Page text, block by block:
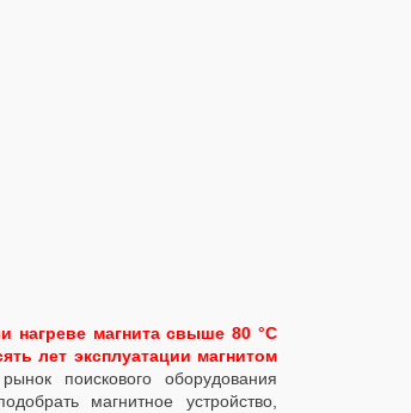
нагреве магнита свыше 80 °C
лет эксплуатации магнитом
поискового оборудования
магнитное устройство,